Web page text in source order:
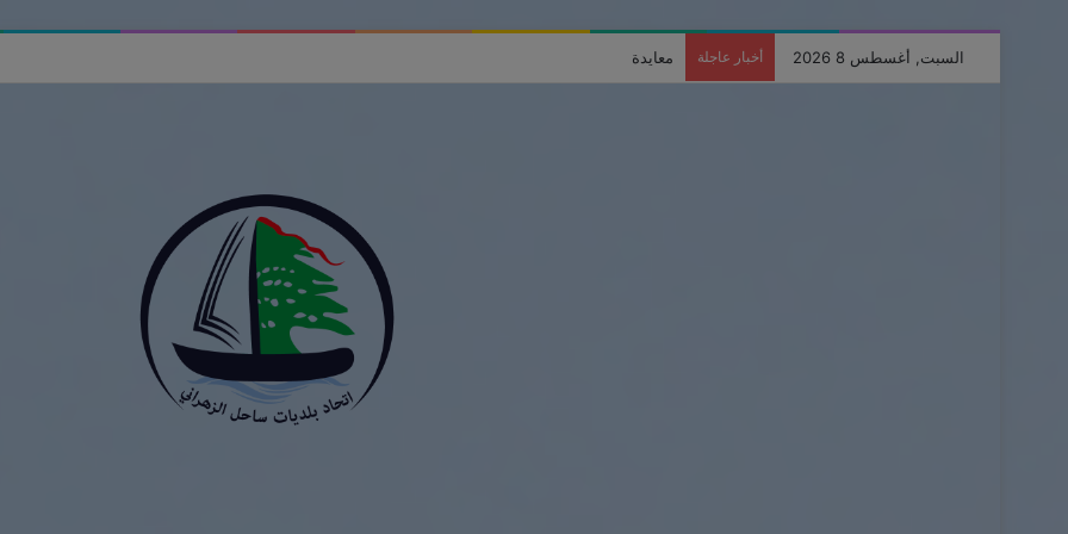
السبت, أغسطس 8 2026 أخبار عاجلة دورة تدريبية حول مخاطر الأخبار الزائفة وأهمية التحقق من المعلومات في اتحاد بلديات ساحل الزهراني